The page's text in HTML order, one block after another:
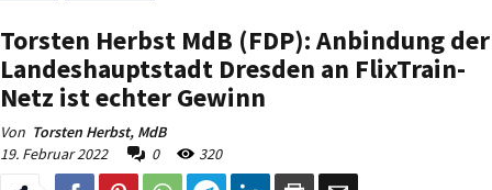
Torsten Herbst MdB (FDP): Anbindung der
Landeshauptstadt Dresden an FlixTrain-
Netz ist echter Gewinn
Von Torsten Herbst, MdB
19. Februar 2022
0 320